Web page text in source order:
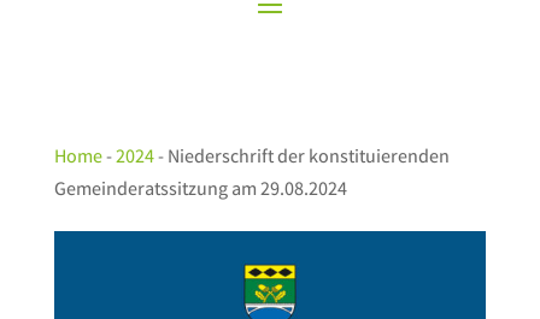
Home-2024-Niederschrift der konstituierenden
Gemeinderatssitzung am 29.08.2024